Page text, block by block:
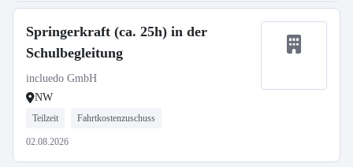
Springerkraft (ca. 25h) in der
Schulbegleitung
incluedo GmbH
NW
Teilzeit Fahrtkostenzuschuss
02.08.2026